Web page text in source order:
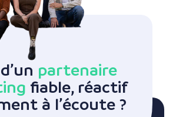
partenaire
fiable, réactif
à l’écoute ?